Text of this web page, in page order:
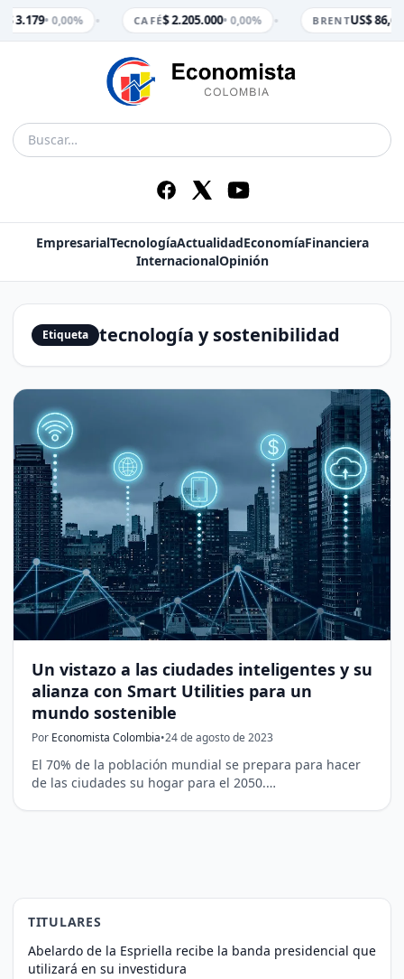
$ 3.179• 0,00% • CAFÉ$ 2.205.000• 0,00% • BRENTUS$ 86,65
EmpresarialTecnologíaActualidadEconomíaFinanciera
InternacionalOpinión
Etiqueta tecnología y sostenibilidad
Un vistazo a las ciudades inteligentes y su
alianza con Smart Utilities para un
mundo sostenible
Por Economista Colombia•24 de agosto de 2023
El 70% de la población mundial se prepara para hacer
de las ciudades su hogar para el 2050.…
TITULARES
Abelardo de la Espriella recibe la banda presidencial que
utilizará en su investidura